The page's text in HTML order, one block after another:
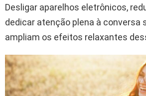
Desligar aparelhos eletrônicos,
dedicar atenção plena à conversa
ampliam os efeitos relaxantes